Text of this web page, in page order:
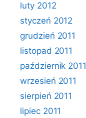
luty 2012
styczeń 2012
grudzień 2011
listopad 2011
październik 2011
wrzesień 2011
sierpień 2011
lipiec 2011